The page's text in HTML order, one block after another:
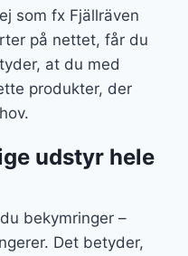
som fx Fjällräven
på nettet, får du
at du med
produkter, der
udstyr hele
bekymringer –
Det betyder,